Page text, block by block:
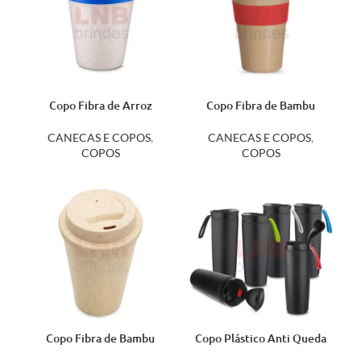
Copo Fibra de Arroz
CANECAS E COPOS,
COPOS
Copo Fibra de Bambu
CANECAS E COPOS,
COPOS
Copo Fibra de Bambu
Copo Plástico Anti Queda